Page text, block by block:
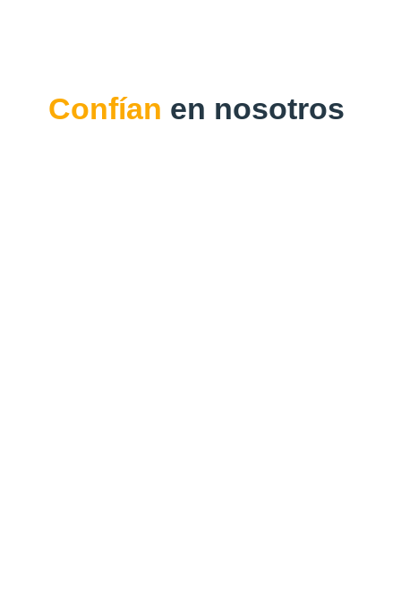
Confían en nosotros